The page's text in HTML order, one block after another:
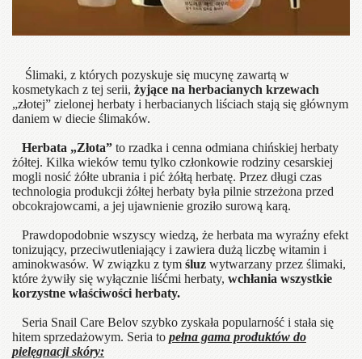
Ślimaki, z których pozyskuje się mucynę zawartą w
kosmetykach z tej serii, żyjące na herbacianych krzewach
„złotej” zielonej herbaty i herbacianych liściach stają się głównym
daniem w diecie ślimaków.
Herbata „Złota” to rzadka i cenna odmiana chińskiej herbaty
żółtej. Kilka wieków temu tylko członkowie rodziny cesarskiej
mogli nosić żółte ubrania i pić żółtą herbatę. Przez długi czas
technologia produkcji żółtej herbaty była pilnie strzeżona przed
obcokrajowcami, a jej ujawnienie groziło surową karą.
Prawdopodobnie wszyscy wiedzą, że herbata ma wyraźny efekt
tonizujący, przeciwutleniający i zawiera dużą liczbę witamin i
aminokwasów. W związku z tym śluz wytwarzany przez ślimaki,
które żywiły się wyłącznie liśćmi herbaty, wchłania wszystkie
korzystne właściwości herbaty.
Seria Snail Care Belov szybko zyskała popularność i stała się
hitem sprzedażowym. Seria to pełna gama produktów do
pielęgnacji skóry: